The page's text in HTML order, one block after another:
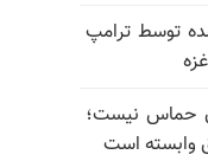
توسط ترامپ
حماس نیست؛
وابسته است